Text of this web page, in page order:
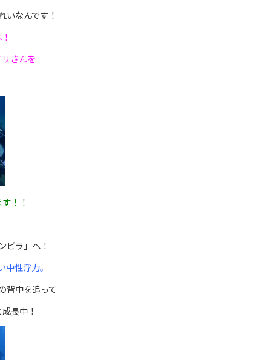
いなんです！
さんを
！！
ビラ」へ！
性浮力。
背中を追って
長中！